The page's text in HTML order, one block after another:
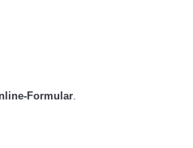
Formular.